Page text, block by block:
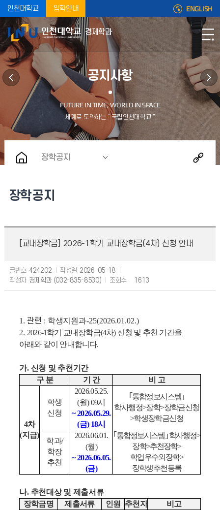
인천대학교 입학안내 ENGLISH
경제학과
공지사항
장학공지
장학공지
[교내장학금] 2026-1학기 교내장학금(4차) 신청 안내
글번호 424202 작성일 2026-05-18
작성자 경제학과 (032-835-8530) 조회수 1613
1. 관련 : 학생지원과-25(2026.01.02.)
2. 2026-1학기 교내장학금(4차) 신청 및 추천 기간을
아래와 같이 안내합니다.
가. 신청 및 추천기간
구 분
기 간 비 고
4차
(지급)
학생
신청
2026.05.25.
(월) 09시
~ 2026.05.29.
(금) 18시
｢ 통합정보시스템 ｣
학사행정>장학>장학금신청
>학생장학금신청
학과/
학장
추천
2026.06.01.
(월)
~ 2026.06.05.
(금)
｢ 통합정보시스템 ｣학사행정>
장학>추천장학>
학업우수외장학>
장학생추천등록
나. 추천대상 및 제출서류
장학금명
제출서류 인원 추천자 비고